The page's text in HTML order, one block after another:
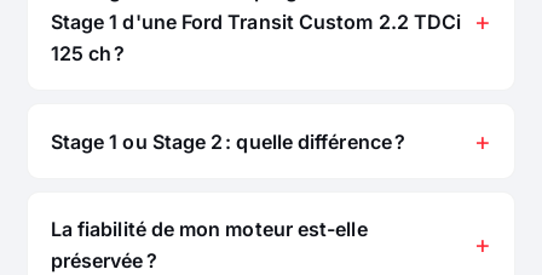
Stage 1 d'une Ford Transit Custom 2.2 TDCi
125 ch ?
Stage 1 ou Stage 2 : quelle différence ?
La fiabilité de mon moteur est-elle
préservée ?